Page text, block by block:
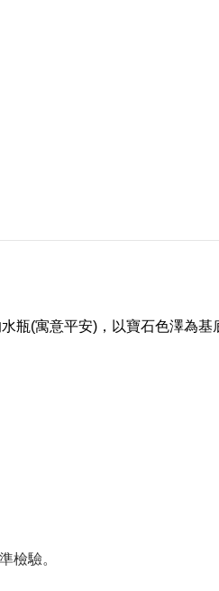
瓶(寓意平安)，以寶石色澤為基
檢驗。